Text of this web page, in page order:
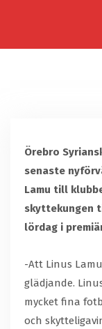
Örebro
senaste
Lamu till
skyttekungen
lördag i
-Att Linus
glädjande.
mycket fina
och